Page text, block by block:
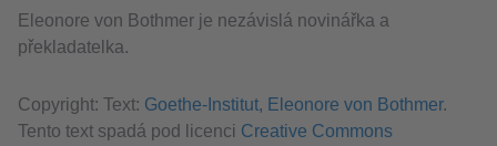
Eleonore von Bothmer je nezávislá novinářka a
překladatelka.
Copyright: Text: Goethe-Institut, Eleonore von Bothmer.
Tento text spadá pod licenci Creative Commons